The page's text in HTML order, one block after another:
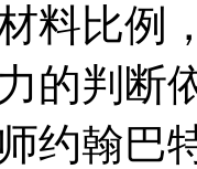
料比例
的判断
约翰巴